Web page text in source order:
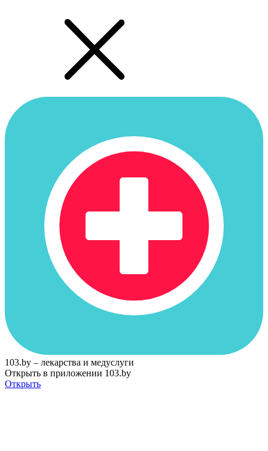
103.by – лекарства и медуслуги
Открыть в приложении 103.by
Открыть